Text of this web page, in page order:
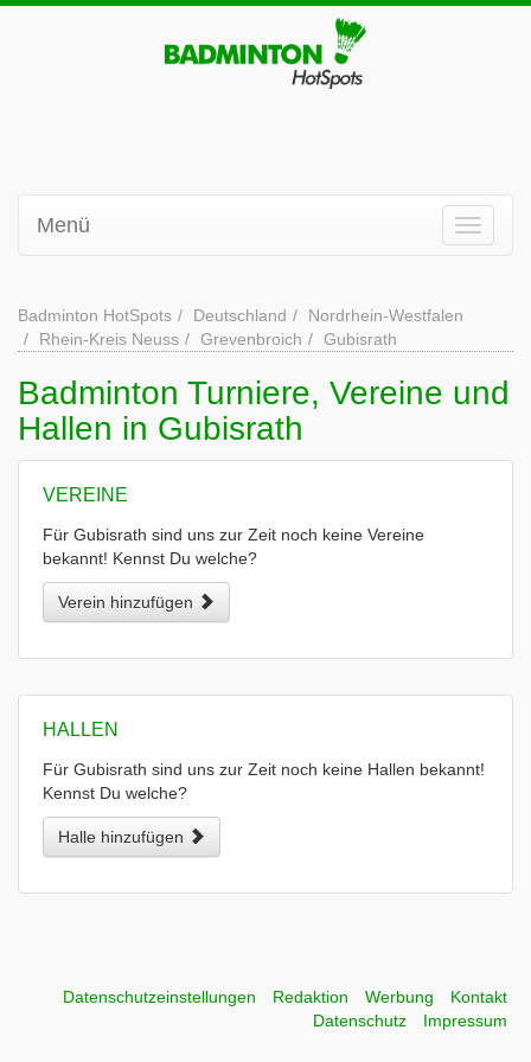
Menü
Badminton HotSpots Deutschland
Nordrhein-Westfalen
Rhein-Kreis Neuss
Grevenbroich Gubisrath
Badminton Turniere, Vereine und
Hallen in Gubisrath
VEREINE
Für Gubisrath sind uns zur Zeit noch keine Vereine
bekannt! Kennst Du welche?
Verein hinzufügen
HALLEN
Für Gubisrath sind uns zur Zeit noch keine Hallen bekannt!
Kennst Du welche?
Halle hinzufügen
Datenschutzeinstellungen Redaktion Werbung
Kontakt
Datenschutz
Impressum